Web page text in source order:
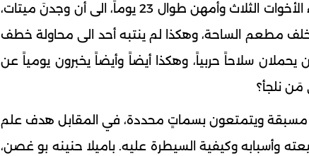
مثلما لم يبال من يُمسكون بالعدل والعدالة والقضاء باختفاء الأخوات الثلاث وأمهن طوال 23 يوماً، الى أن وجدنَ ميتات،
خلف مطعم الساحة، وهكذا لم ينتبه أحد الى محاولة خطف
سلاحاً حربياً، وهكذا أيضاً وأيضاً يخبرون يومياً عن
مَن نلجأ؟
مسبقة ويتمتعون بسماتٍ محددة، في المقابل هدف علم
وأسبابه وكيفية السيطرة عليه. باميلا حنينه بو غصن،